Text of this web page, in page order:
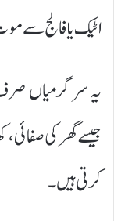
اٹیک یا فالج سے موت
یہ سرگرمیاں
جیسے گھر کی صفائی،
کرتی ہیں۔